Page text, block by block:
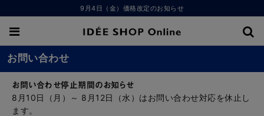
9月4日（金）価格改定のお知らせ
お問い合わせ
お問い合わせ停止期間のお知らせ
8月10日（月）～ 8月12日（水）はお問い合わせ対応を休止し
ます。